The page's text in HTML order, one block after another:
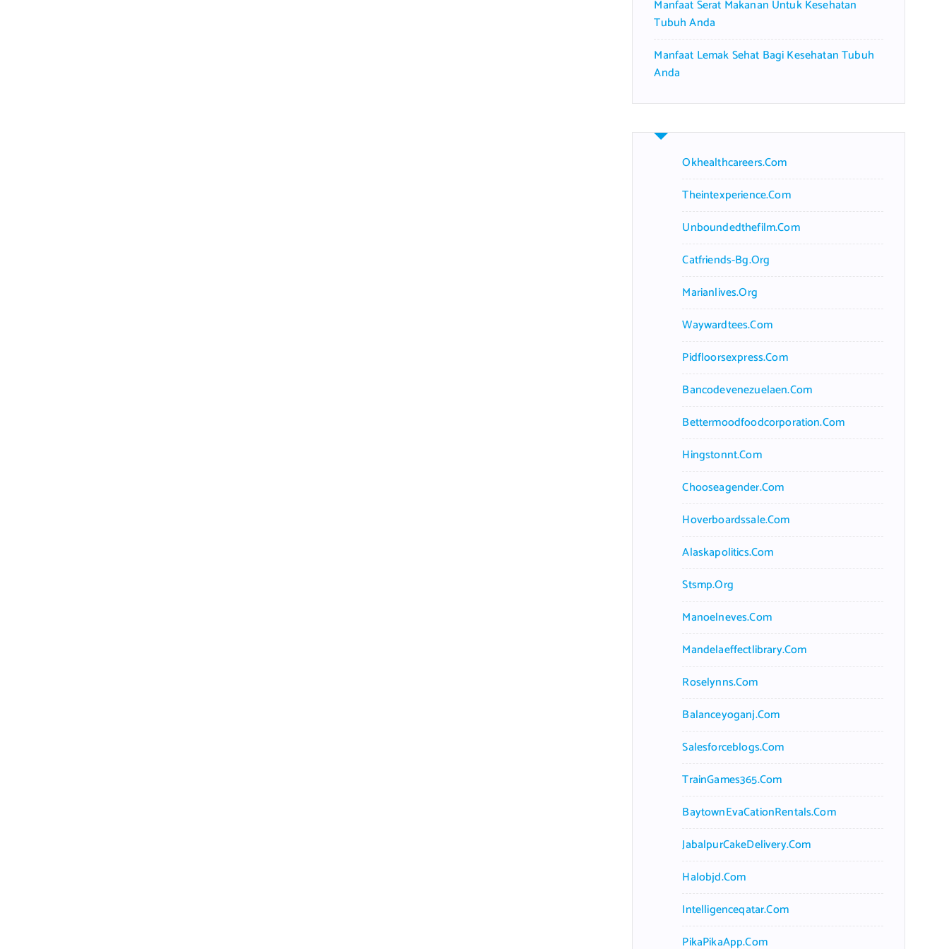
Manfaat Serat Makanan Untuk Kesehatan
Tubuh Anda
Manfaat Lemak Sehat Bagi Kesehatan Tubuh
Anda
Okhealthcareers.com
Theintexperience.com
Unboundedthefilm.com
Catfriends-Bg.org
Marianlives.org
Waywardtees.com
Pidfloorsexpress.com
Bancodevenezuelaen.com
Bettermoodfoodcorporation.com
Hingstonnt.com
Chooseagender.com
Hoverboardssale.com
Alaskapolitics.com
Stsmp.org
Manoelneves.com
Mandelaeffectlibrary.com
Roselynns.com
Balanceyoganj.com
Salesforceblogs.com
TrainGames365.com
BaytownEvaCationRentals.com
JabalpurCakeDelivery.com
Halobjd.com
Intelligenceqatar.com
PikaPikaApp.com